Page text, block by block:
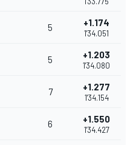
5 +1.174
1'34.051
5 +1.203
1'34.080
7 +1.277
1'34.154
6 +1.550
1'34.427